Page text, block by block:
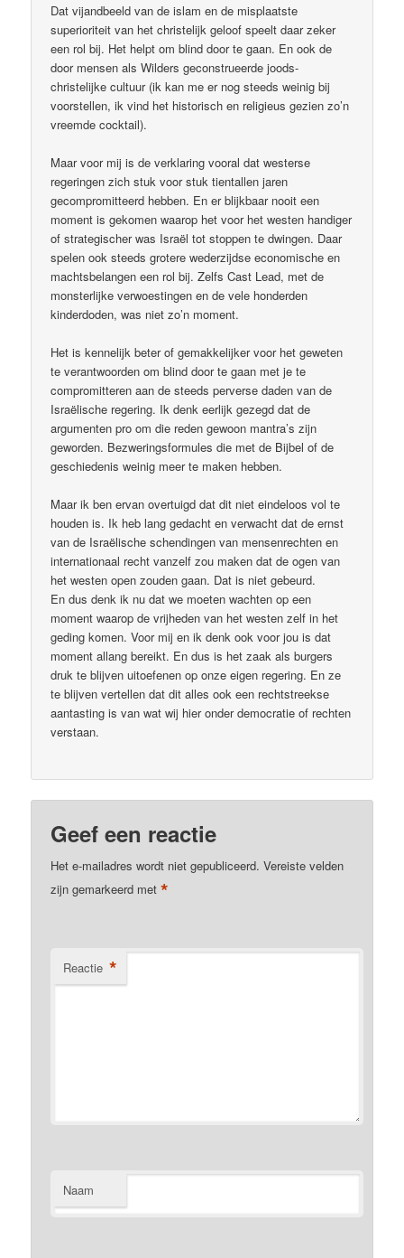
Dat vijandbeeld van de islam en de misplaatste
superioriteit van het christelijk geloof speelt daar zeker
een rol bij. Het helpt om blind door te gaan. En ook de
door mensen als Wilders geconstrueerde joods-
christelijke cultuur (ik kan me er nog steeds weinig bij
voorstellen, ik vind het historisch en religieus gezien zo’n
vreemde cocktail).
Maar voor mij is de verklaring vooral dat westerse
regeringen zich stuk voor stuk tientallen jaren
gecompromitteerd hebben. En er blijkbaar nooit een
moment is gekomen waarop het voor het westen handiger
of strategischer was Israël tot stoppen te dwingen. Daar
spelen ook steeds grotere wederzijdse economische en
machtsbelangen een rol bij. Zelfs Cast Lead, met de
monsterlijke verwoestingen en de vele honderden
kinderdoden, was niet zo’n moment.
Het is kennelijk beter of gemakkelijker voor het geweten
te verantwoorden om blind door te gaan met je te
compromitteren aan de steeds perverse daden van de
Israëlische regering. Ik denk eerlijk gezegd dat de
argumenten pro om die reden gewoon mantra’s zijn
geworden. Bezweringsformules die met de Bijbel of de
geschiedenis weinig meer te maken hebben.
Maar ik ben ervan overtuigd dat dit niet eindeloos vol te
houden is. Ik heb lang gedacht en verwacht dat de ernst
van de Israëlische schendingen van mensenrechten en
internationaal recht vanzelf zou maken dat de ogen van
het westen open zouden gaan. Dat is niet gebeurd.
En dus denk ik nu dat we moeten wachten op een
moment waarop de vrijheden van het westen zelf in het
geding komen. Voor mij en ik denk ook voor jou is dat
moment allang bereikt. En dus is het zaak als burgers
druk te blijven uitoefenen op onze eigen regering. En ze
te blijven vertellen dat dit alles ook een rechtstreekse
aantasting is van wat wij hier onder democratie of rechten
verstaan.
Geef een reactie
Het e-mailadres wordt niet gepubliceerd. Vereiste velden
zijn gemarkeerd met*
Reactie *
Naam